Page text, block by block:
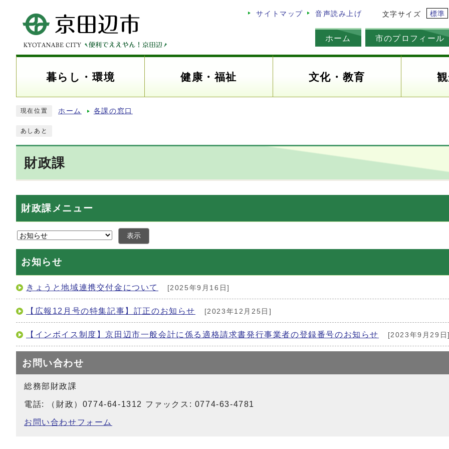
サイトマップ 音声読み上げ 文字サイズ 標準
ホーム 市のプロフィール
暮らし・環境 健康・福祉 文化・教育
現在位置 ホーム 各課の窓口
あしあと
財政課
財政課メニュー
表示
お知らせ
きょうと地域連携交付金について [2025年9月16日]
【広報12月号の特集記事】訂正のお知らせ [2023年12月25日]
【インボイス制度】京田辺市一般会計に係る適格請求書発行事業者の登録番号のお知らせ [2023年9月29
お問い合わせ
総務部財政課
電話: （財政）0774-64-1312 ファックス: 0774-63-4781
お問い合わせフォーム